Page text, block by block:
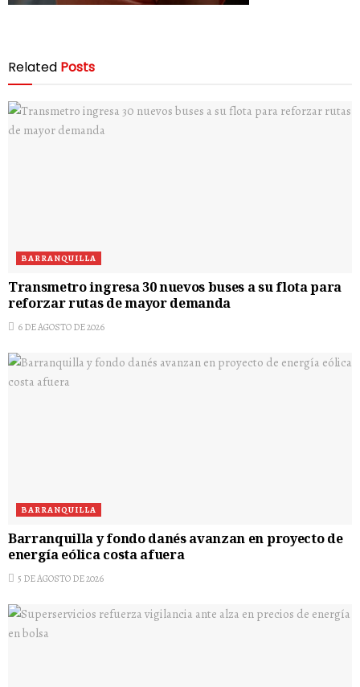
Related Posts
BARRANQUILLA
Transmetro ingresa 30 nuevos buses a su flota para
reforzar rutas de mayor demanda
6 DE AGOSTO DE 2026
BARRANQUILLA
Barranquilla y fondo danés avanzan en proyecto de
energía eólica costa afuera
5 DE AGOSTO DE 2026